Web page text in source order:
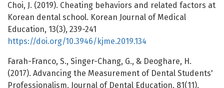
Choi, J. (2019). Cheating behaviors and related factors at
Korean dental school. Korean Journal of Medical
Education, 13(3), 239-241
https://doi.org/10.3946/kjme.2019.134
Farah-Franco, S., Singer-Chang, G., & Deoghare, H.
(2017). Advancing the Measurement of Dental Students'
Professionalism. Journal of Dental Education, 81(11),